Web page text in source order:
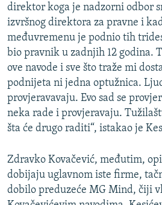
direktor koga je nadzorni odbor
izvršnog direktora za pravne i
međuvremenu je podnio tih
bio pravnik u zadnjih 12 godina.
ove navode i sve što traže mi
podnijeta ni jedna optužnica.
provjeravavaju. Evo sad se
neka rade i provjeravaju.
šta će drugo raditi“, istakao je
Zdravko Kovačević, međutim,
dobijaju uglavnom iste firme,
dobilo preduzeće MG Mind, čiji